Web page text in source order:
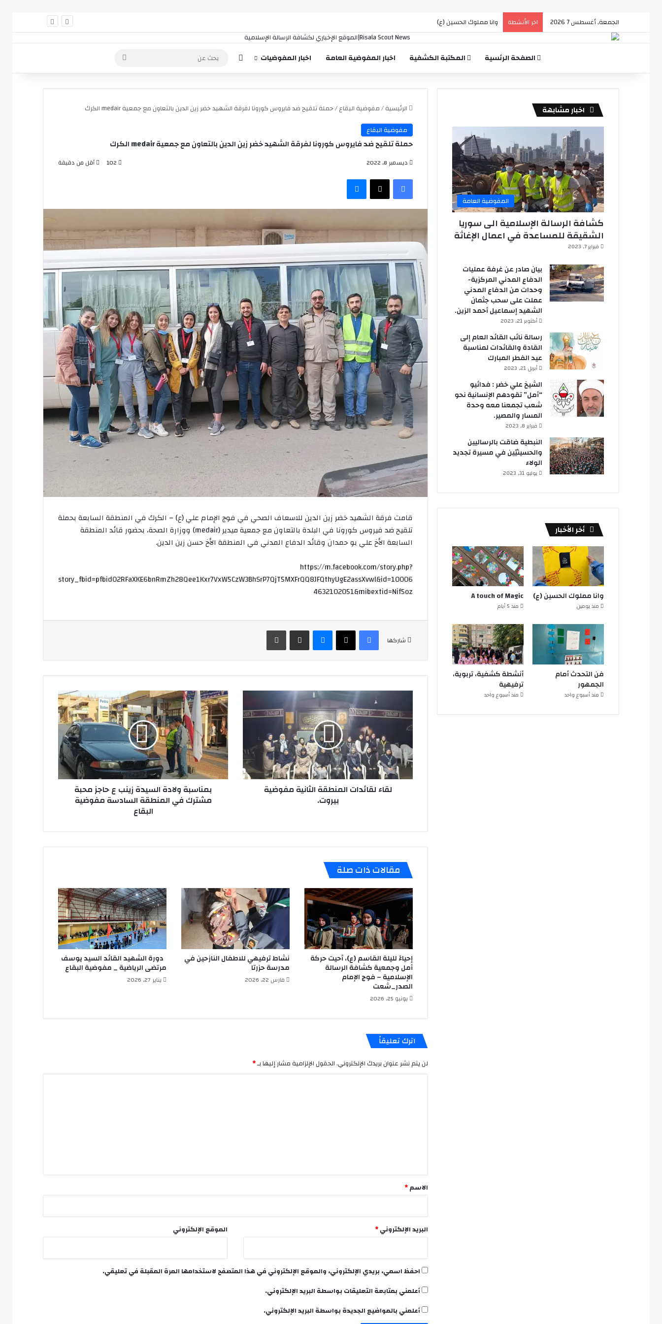
الجمعة, أغسطس 7 2026 اخر الأنشطة وانا مملوك الحسين (ع)
الصفحة الرئسية المكتبة الكشفية اخبار المفوضية العامة اخبار المفوضيات إضافة عمود جانبي
عن
الرئيسية/مفوضية البقاع/حملة تلقيح ضد فايروس كورونا لفرقة الشهيد خضر زين الدين بالتعاون مع جمعية medair الكرك
مفوضية البقاع
حملة تلقيح ضد فايروس كورونا لفرقة الشهيد خضر زين الدين بالتعاون مع جمعية medair الكرك
ديسمبر 8, 2022 102 أقل من دقيقة
فيسبوك
‫X ماسنجر
قامت فرقة الشهيد خضر زين الدين للاسعاف الصحي في فوج الإمام علي (ع) – الكرك في المنطقة السابعة بحملة
تلقيح ضد فيروس كورونا في البلدة بالتعاون مع جمعية ميدير (medair) ووزارة الصحة، بحضور قائد المنطقة
السابعة الأخ علي بو حمدان وقائد الدفاع المدني في المنطقة الأخ حسن زين الدين.
https://m.facebook.com/story.php?
story_fbid=pfbid02RFaXKE6bnRmZh28Qee1Kxr7VxW5CzW3BhSrP7QjT5MXFrQQ8JFQthyUgE2assXvwl&id=10006
4632102051&mibextid=Nif5oz
شاركها
فيسبوك
‫X ماسنجر مشاركة عبر البريد طباعة
المنطقة
الثانية
بيروت.
لقاء لقائدات المنطقة الثانية مفوضية
بيروت.
بمناسبة
ولادة
السيدة
زينب
ع
حاجز
محبة
مشترك
في
المنطقة
السادسة
بمناسبة ولادة السيدة زينب ع حاجز محبة
مشترك في المنطقة السادسة مفوضية
البقاع
مقالات ذات صلة
إحياءً لليلة القاسم (ع)، أحيت حركة
أمل وجمعية كشافة الرسالة
الإسلامية – فوج الإمام
الصدر_شعت
يونيو 25, 2026
نشاط ترفيهي للاطفال النازحين في
مدرسة حزرتا
مارس 22, 2026
دورة الشهيد القائد السيد يوسف
مرتضى الرياضية _ مفوضية البقاع
يناير 27, 2026
اترك تعليقاً
لن يتم نشر عنوان بريدك الإلكتروني.الحقول الإلزامية مشار إليها بـ*
*
الاسم*
البريد الإلكتروني* الموقع الإلكتروني
احفظ اسمي، بريدي الإلكتروني، والموقع الإلكتروني في هذا المتصفح لاستخدامها المرة المقبلة في تعليقي.
أعلمني بمتابعة التعليقات بواسطة البريد الإلكتروني.
أعلمني بالمواضيع الجديدة بواسطة البريد الإلكتروني.
اخبار مشابهة
المفوضية العامة
كشافة الرسالة الإسلامية الى سوريا
الشقيقة للمساعدة في اعمال الإغاثة
فبراير 7, 2023
بيان صادر عن غرفة عمليات
الدفاع المدني المركزية-
وحدات من الدفاع المدني
عملت على سحب جثمان
الشهيد إسماعيل أحمد الزين.
أكتوبر 21, 2023
رسالة نائب القائد العام إلى
القادة والقائدات لمناسبة
عيد الفطر المبارك
أبريل 21, 2023
الشيخ علي خضر : فدائيو
“أمل” تقودهم الإنسانية نحو
شعب تجمعنا معه وحدة
المسار والمصير.
فبراير 8, 2023
النبطية ضاقت بالرساليين
والحسينيّين في مسيرة تجديد
الولاء
يوليو 31, 2023
أخر الأخبار
وانا مملوك الحسين (ع)
منذ يومين
A touch of Magic
منذ 5 أيام
فن التحدث أمام
الجمهور
منذ أسبوع واحد
أنشطة كشفية، تربوية،
ترفيهية
منذ أسبوع واحد